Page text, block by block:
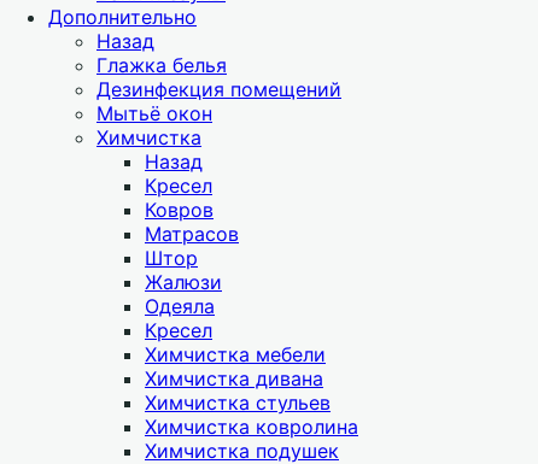
Дополнительно
Назад
Глажка белья
Дезинфекция помещений
Мытьё окон
Химчистка
Назад
Кресел
Ковров
Матрасов
Штор
Жалюзи
Одеяла
Кресел
Химчистка мебели
Химчистка дивана
Химчистка стульев
Химчистка ковролина
Химчистка подушек